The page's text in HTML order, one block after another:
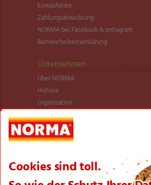
Einkaufsliste
Zahlungsabwicklung
NORMA bei Facebook & Instagram
Barrierefreiheitserklärung
Unternehmen
Über NORMA
Historie
Organisation
International
Logistik
Filialnetz
Karriere
Verantwortung/CSR